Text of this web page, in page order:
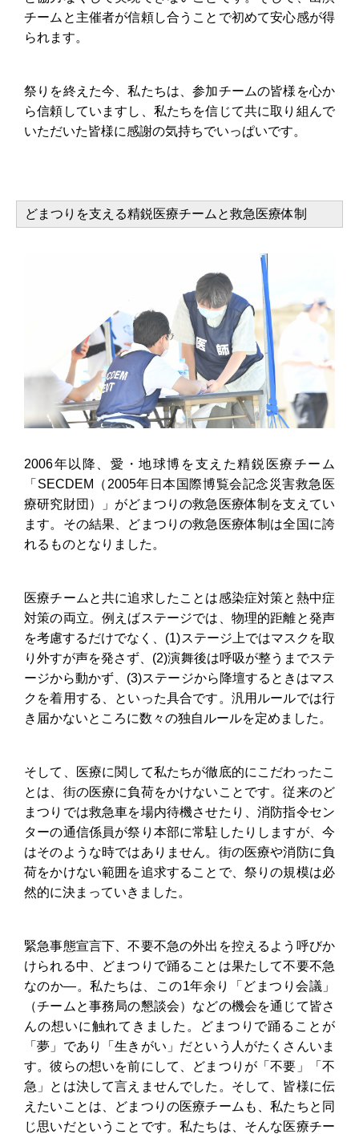
チームと主催者が信頼し合うことで初めて安心感が得
られます。
祭りを終えた今、私たちは、参加チームの皆様を心か
ら信頼していますし、私たちを信じて共に取り組んで
いただいた皆様に感謝の気持ちでいっぱいです。
どまつりを支える精鋭医療チームと救急医療体制
2006年以降、愛・地球博を支えた精鋭医療チーム
「SECDEM（2005年日本国際博覧会記念災害救急医
療研究財団）」がどまつりの救急医療体制を支えてい
ます。その結果、どまつりの救急医療体制は全国に誇
れるものとなりました。
医療チームと共に追求したことは感染症対策と熱中症
対策の両立。例えばステージでは、物理的距離と発声
を考慮するだけでなく、(1)ステージ上ではマスクを取
り外すが声を発さず、(2)演舞後は呼吸が整うまでステ
ージから動かず、(3)ステージから降壇するときはマス
クを着用する、といった具合です。汎用ルールでは行
き届かないところに数々の独自ルールを定めました。
そして、医療に関して私たちが徹底的にこだわったこ
とは、街の医療に負荷をかけないことです。従来のど
まつりでは救急車を場内待機させたり、消防指令セン
ターの通信係員が祭り本部に常駐したりしますが、今
はそのような時ではありません。街の医療や消防に負
荷をかけない範囲を追求することで、祭りの規模は必
然的に決まっていきました。
緊急事態宣言下、不要不急の外出を控えるよう呼びか
けられる中、どまつりで踊ることは果たして不要不急
なのか―。私たちは、この1年余り「どまつり会議」
（チームと事務局の懇談会）などの機会を通じて皆さ
んの想いに触れてきました。どまつりで踊ることが
「夢」であり「生きがい」だという人がたくさんいま
す。彼らの想いを前にして、どまつりが「不要」「不
急」とは決して言えませんでした。そして、皆様に伝
えたいことは、どまつりの医療チームも、私たちと同
じ思いだということです。私たちは、そんな医療チー